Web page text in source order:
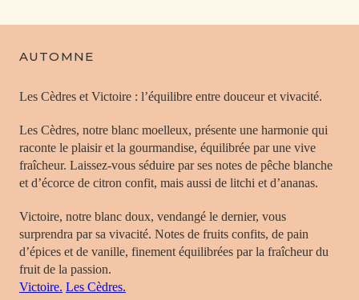
AUTOMNE
Les Cèdres et Victoire : l’équilibre entre douceur et vivacité.
Les Cèdres, notre blanc moelleux, présente une harmonie qui
raconte le plaisir et la gourmandise, équilibrée par une vive
fraîcheur. Laissez-vous séduire par ses notes de pêche blanche
et d’écorce de citron confit, mais aussi de litchi et d’ananas.
Victoire, notre blanc doux, vendangé le dernier, vous
surprendra par sa vivacité. Notes de fruits confits, de pain
d’épices et de vanille, finement équilibrées par la fraîcheur du
fruit de la passion.
Victoire. Les Cèdres.